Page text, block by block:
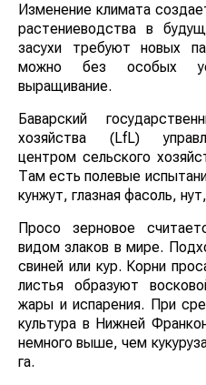
Изменение климата
растениеводства в
засухи требуют новых
можно без особых
выращивание.
Баварский
хозяйства (LfL)
центром сельского
Там есть полевые
кунжут, глазная фасоль,
Просо зерновое
видом злаков в мире.
свиней или кур. Корни
листья образуют
жары и испарения. При
культура в Нижней
немного выше, чем
га.